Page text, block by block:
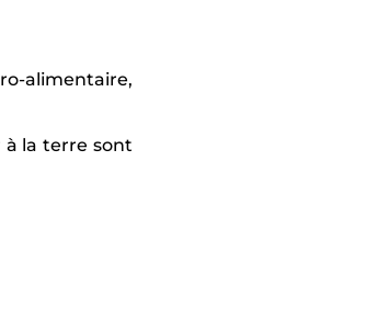
alimentaire,
à la terre sont